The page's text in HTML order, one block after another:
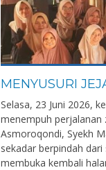
MENYUSURI
Selasa, 23 Juni 2026,
menempuh perjalanan
Asmoroqondi, Syekh
sekadar berpindah
membuka kembali